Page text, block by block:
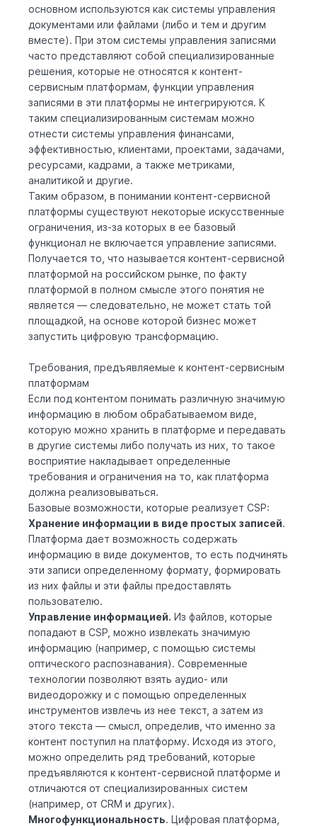
основном используются как системы управления
документами или файлами (либо и тем и другим
вместе). При этом системы управления записями
часто представляют собой специализированные
решения, которые не относятся к контент-
сервисным платформам, функции управления
записями в эти платформы не интегрируются. К
таким специализированным системам можно
отнести системы управления финансами,
эффективностью, клиентами, проектами, задачами,
ресурсами, кадрами, а также метриками,
аналитикой и другие.
Таким образом, в понимании контент-сервисной
платформы существуют некоторые искусственные
ограничения, из-за которых в ее базовый
функционал не включается управление записями.
Получается то, что называется контент-сервисной
платформой на российском рынке, по факту
платформой в полном смысле этого понятия не
является — следовательно, не может стать той
площадкой, на основе которой бизнес может
запустить цифровую трансформацию.
Требования, предъявляемые к контент-сервисным
платформам
Если под контентом понимать различную значимую
информацию в любом обрабатываемом виде,
которую можно хранить в платформе и передавать
в другие системы либо получать из них, то такое
восприятие накладывает определенные
требования и ограничения на то, как платформа
должна реализовываться.
Базовые возможности, которые реализует CSP:
Хранение информации в виде простых записей.
Платформа дает возможность содержать
информацию в виде документов, то есть подчинять
эти записи определенному формату, формировать
из них файлы и эти файлы предоставлять
пользователю.
Управление информацией. Из файлов, которые
попадают в CSP, можно извлекать значимую
информацию (например, с помощью системы
оптического распознавания). Современные
технологии позволяют взять аудио- или
видеодорожку и с помощью определенных
инструментов извлечь из нее текст, а затем из
этого текста — смысл, определив, что именно за
контент поступил на платформу. Исходя из этого,
можно определить ряд требований, которые
предъявляются к контент-сервисной платформе и
отличаются от специализированных систем
(например, от CRM и других).
Многофункциональность. Цифровая платформа,